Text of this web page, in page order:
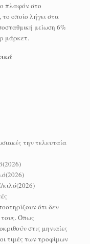
πλαφόν στο
οποίο λήγει στα
μείωση 6%
μάρκετ.
την τελευταία
κιλό(2026)
ότι δεν
τους. Όπως
στις μηνιαίες
τιμές των τροφίμων